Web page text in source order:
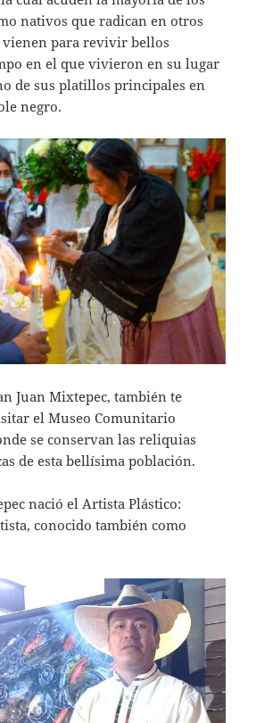
nativos que radican en otros
vienen para revivir bellos
en el que vivieron en su lugar
de sus platillos principales en
negro.
Juan Mixtepec, también te
el Museo Comunitario
se conservan las reliquias
de esta bellísima población.
nació el Artista Plástico:
conocido también como